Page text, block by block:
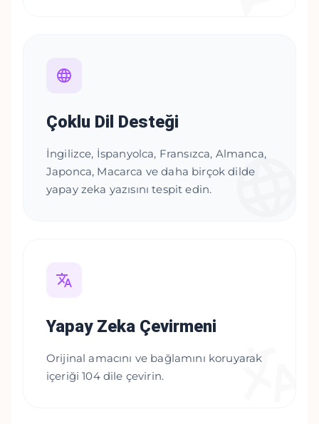
Çoklu Dil Desteği
İngilizce, İspanyolca, Fransızca, Almanca,
Japonca, Macarca ve daha birçok dilde
yapay zeka yazısını tespit edin.
Yapay Zeka Çevirmeni
Orijinal amacını ve bağlamını koruyarak
içeriği 104 dile çevirin.